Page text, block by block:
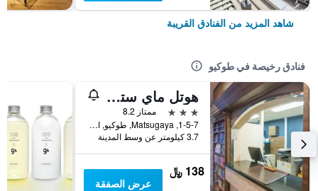
شاهد المزيد من الفنادق القريبة
فنادق رخيصة في طوكيو
هوتل ماي ستايز أوينو إناريتشو
3 نجوم
ممتاز 8.2
1-5-7, Matsugaya, طوكيو, اليابان
3.7 كيلومتر عن وسط المدينة
138 ﷼
عرض الصفقة